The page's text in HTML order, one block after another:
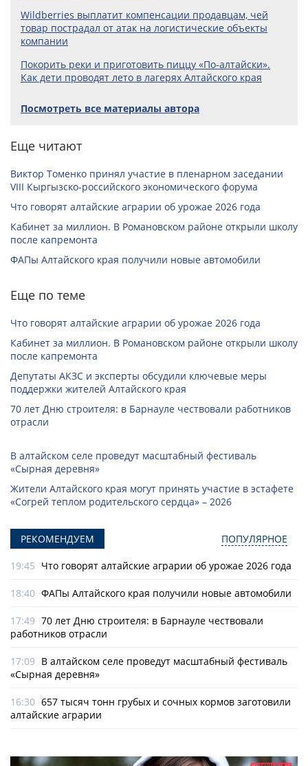
Wildberries выплатит компенсации продавцам, чей
товар пострадал от атак на логистические объекты
компании
Покорить реки и приготовить пиццу «По-алтайски».
Как дети проводят лето в лагерях Алтайского края
Посмотреть все материалы автора
Еще читают
Виктор Томенко принял участие в пленарном заседании
VIII Кыргызско-российского экономического форума
Что говорят алтайские аграрии об урожае 2026 года
Кабинет за миллион. В Романовском районе открыли школу
после капремонта
ФАПы Алтайского края получили новые автомобили
Еще по теме
Что говорят алтайские аграрии об урожае 2026 года
Кабинет за миллион. В Романовском районе открыли школу
после капремонта
Депутаты АКЗС и эксперты обсудили ключевые меры
поддержки жителей Алтайского края
70 лет Дню строителя: в Барнауле чествовали работников
отрасли
В алтайском селе проведут масштабный фестиваль
«Сырная деревня»
Жители Алтайского края могут принять участие в эстафете
«Согрей теплом родительского сердца» – 2026
РЕКОМЕНДУЕМ ПОПУЛЯРНОЕ
19:45 Что говорят алтайские аграрии об урожае 2026 года
18:40 ФАПы Алтайского края получили новые автомобили
17:49 70 лет Дню строителя: в Барнауле чествовали
работников отрасли
17:09 В алтайском селе проведут масштабный фестиваль
«Сырная деревня»
16:30 657 тысяч тонн грубых и сочных кормов заготовили
алтайские аграрии